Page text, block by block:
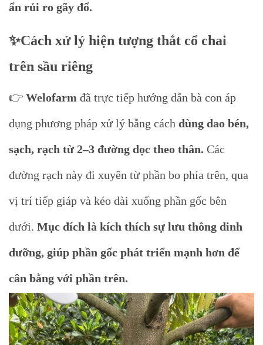
ẩn rủi ro gãy đổ.
✨Cách xử lý hiện tượng thắt cổ chai
trên sầu riêng
👉 Welofarm đã trực tiếp hướng dẫn bà con áp
dụng phương pháp xử lý bằng cách dùng dao bén,
sạch, rạch từ 2–3 đường dọc theo thân. Các
đường rạch này đi xuyên từ phần bo phía trên, qua
vị trí tiếp giáp và kéo dài xuống phần gốc bên
dưới. Mục đích là kích thích sự lưu thông dinh
dưỡng, giúp phần gốc phát triển mạnh hơn để
cân bằng với phần trên.